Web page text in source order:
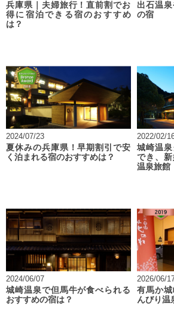
兵庫県｜夫婦旅行！直前割でお
得に宿泊できる宿のおすすめ
は？
出石温
の宿
2024/07/23
夏休みの兵庫県！早期割引で安
く泊まれる宿のおすすめは？
2022/02/
城崎温
でき、
温泉旅館
2024/06/07
城崎温泉で但馬牛が食べられる
おすすめの宿は？
2026/06/
有馬か
んびり温